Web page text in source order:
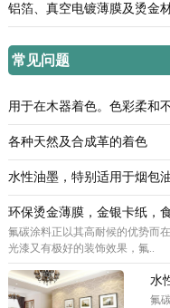
铝箔、真空电镀薄膜及烫金
常见问题
用于在木器着色。色彩柔和
各种天然及合成革的着色
水性油墨，特别适用于烟包
环保烫金薄膜，金银卡纸，
氟碳涂料正以其高耐候的优势而
光漆又有极好的装饰效果，氟..
水
氟